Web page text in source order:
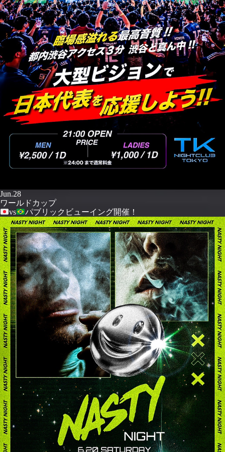
Jun.28
ワールドカップ
vs
パブリックビューイング開催！